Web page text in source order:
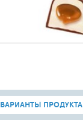
ВАРИАНТЫ ПРОДУКТА